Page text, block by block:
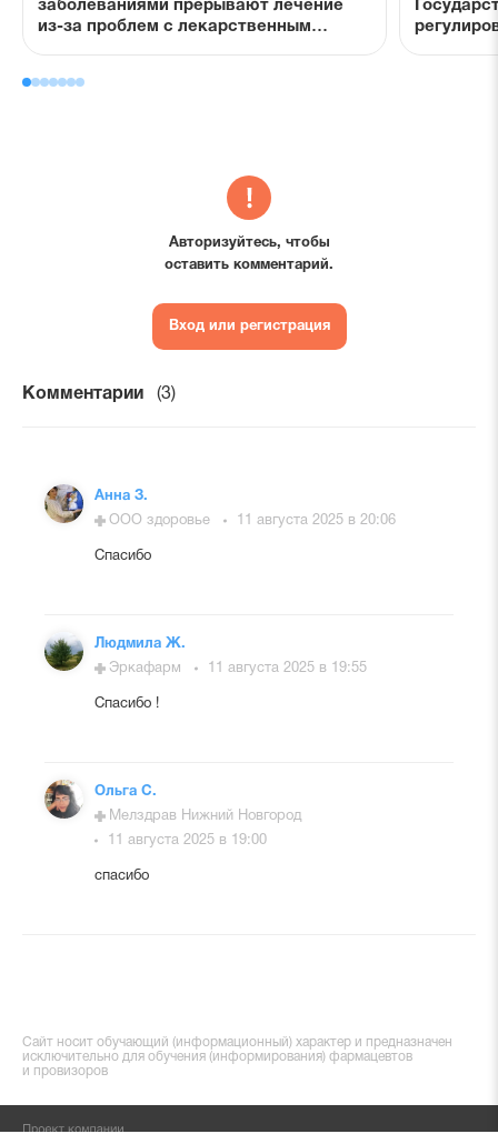
заболеваниями прерывают лечение
из-за проблем с лекарственным
Авторизуйтесь, чтобы
оставить комментарий.
Вход или регистрация
Комментарии (3)
Анна З.
ООО здоровье
11 августа 2025 в 20:06
Спасибо
Людмила Ж.
Эркафарм
11 августа 2025 в 19:55
Спасибо !
Ольга С.
Мелздрав Нижний Новгород
11 августа 2025 в 19:00
спасибо
Сайт носит обучающий (информационный) характер и предназначен
исключительно для обучения (информирования) фармацевтов
и провизоров